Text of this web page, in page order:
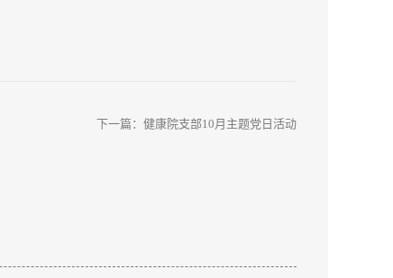
下一篇： 健康院支部10月主题党日活动